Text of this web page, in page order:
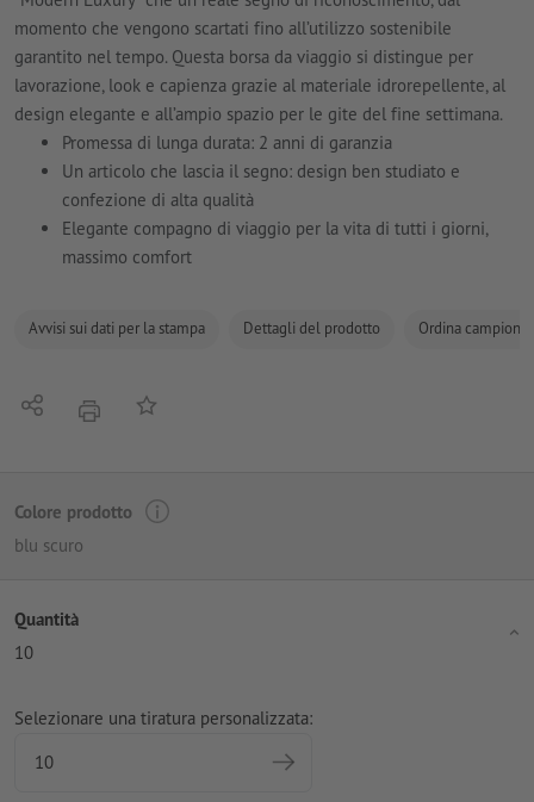
momento che vengono scartati fino all’utilizzo sostenibile
garantito nel tempo. Questa borsa da viaggio si distingue per
lavorazione, look e capienza grazie al materiale idrorepellente, al
design elegante e all’ampio spazio per le gite del fine settimana.
Promessa di lunga durata: 2 anni di garanzia
Un articolo che lascia il segno: design ben studiato e
confezione di alta qualità
Elegante compagno di viaggio per la vita di tutti i giorni,
massimo comfort
Avvisi sui dati per la stampa Dettagli del prodotto Ordina campione
Condividistamparealla lista preferiti
Colore prodotto
blu scuro
Quantità
10
Selezionare una tiratura personalizzata: